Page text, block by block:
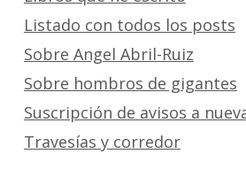
Listado con todos los posts
Sobre Angel Abril-Ruiz
Sobre hombros de gigantes
Suscripción de avisos a
Travesías y corredor